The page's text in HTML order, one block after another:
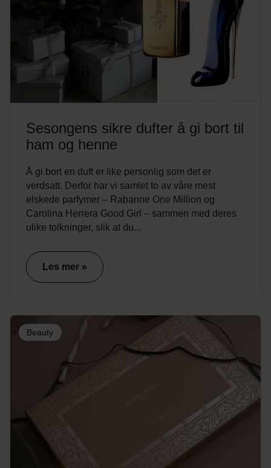
Sesongens sikre dufter å gi bort til
ham og henne
Å gi bort en duft er like personlig som det er
verdsatt. Derfor har vi samlet to av våre mest
elskede parfymer – Rabanne One Million og
Carolina Herrera Good Girl – sammen med deres
ulike tolkninger, slik at du...
Les mer »
Beauty